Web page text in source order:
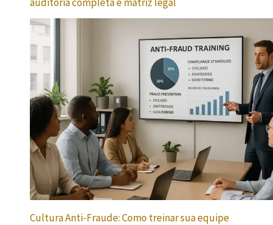
auditoria completa e matriz legal
Cultura Anti-Fraude: Como treinar sua equipe